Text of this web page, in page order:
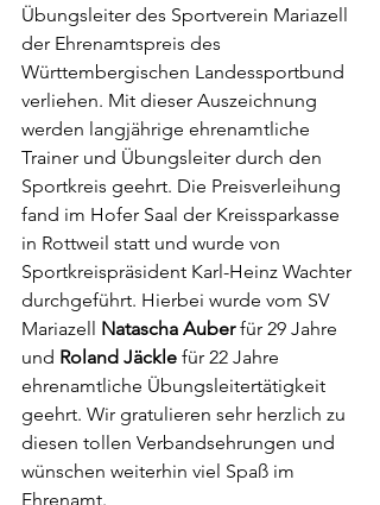
Übungsleiter des Sportverein Mariazell
der Ehrenamtspreis des
Württembergischen Landessportbund
verliehen. Mit dieser Auszeichnung
werden langjährige ehrenamtliche
Trainer und Übungsleiter durch den
Sportkreis geehrt. Die Preisverleihung
fand im Hofer Saal der Kreissparkasse
in Rottweil statt und wurde von
Sportkreispräsident Karl-Heinz Wachter
durchgeführt. Hierbei wurde vom SV
Mariazell Natascha Auber für 29 Jahre
und Roland Jäckle für 22 Jahre
ehrenamtliche Übungsleitertätigkeit
geehrt. Wir gratulieren sehr herzlich zu
diesen tollen Verbandsehrungen und
wünschen weiterhin viel Spaß im
Ehrenamt.